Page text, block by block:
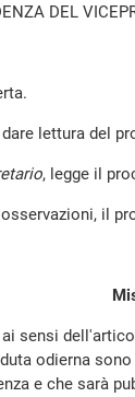
DEL
lettura del
, legge il
il
sensi
odierna
e che sarà